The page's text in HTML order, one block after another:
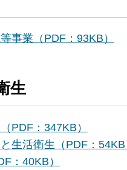
事業（PDF：93KB）
生
PDF：347KB）
生活衛生（PDF：
：40KB）